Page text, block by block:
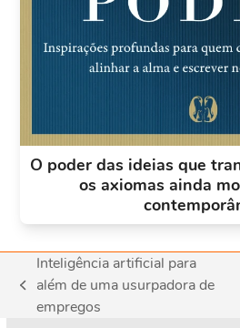
O poder das ideias que
os axiomas ainda
previous
post:
Inteligência artificial para
além de uma usurpadora de
empregos